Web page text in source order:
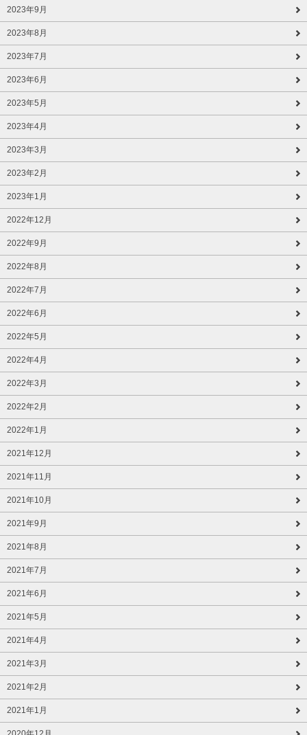
2023年9月
2023年8月
2023年7月
2023年6月
2023年5月
2023年4月
2023年3月
2023年2月
2023年1月
2022年12月
2022年9月
2022年8月
2022年7月
2022年6月
2022年5月
2022年4月
2022年3月
2022年2月
2022年1月
2021年12月
2021年11月
2021年10月
2021年9月
2021年8月
2021年7月
2021年6月
2021年5月
2021年4月
2021年3月
2021年2月
2021年1月